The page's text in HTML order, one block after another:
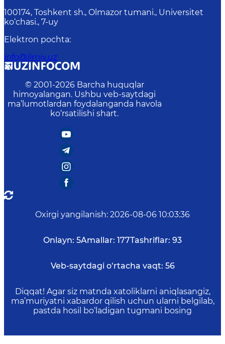
100174, Toshkent sh., Olmazor tumani., Universitet
ko‘chasi., 7-uy
Elektron pochta:
info@ilmiy.uz
© 2001-2026 Barcha huquqlar
himoyalangan. Ushbu veb-saytdagi
ma’lumotlardan foydalanganda havola
ko‘rsatilishi shart.
Oxirgi yangilanish: 2026-08-06 10:03:36
Onlayn: 5Amallar: 177Tashriflar: 93
Veb-saytdagi o‘rtacha vaqt: 56
Diqqat! Agar siz matnda xatoliklarni aniqlasangiz,
ma’muriyatni xabardor qilish uchun ularni belgilab,
pastda hosil bo‘ladigan tugmani bosing